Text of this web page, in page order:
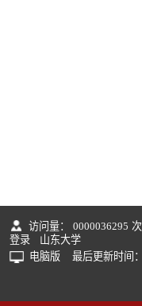
访问量： 0000036295 次
登录
山东大学
电脑版
最后更新时间：